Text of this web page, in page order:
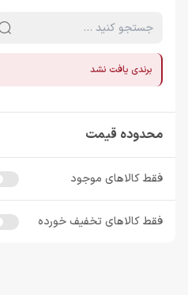
برندی یافت نشد
محدوده قیمت
فقط کالاهای موجود
فقط کالاهای تخفیف خورده